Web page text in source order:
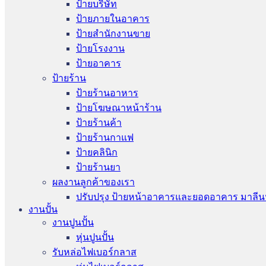
ป้ายบริษัท
ป้ายภายในอาคาร
ป้ายสำนักงานขาย
ป้ายโรงงาน
ป้ายอาคาร
ป้ายร้าน
ป้ายร้านอาหาร
ป้ายโฆษณาหน้าร้าน
ป้ายร้านค้า
ป้ายร้านกาแฟ
ป้ายคลินิก
ป้ายร้านยา
ผลงานลูกค้าของเรา
ปรับปรุง ป้ายหน้าอาคารและยอดอาคาร มาลี
งานปั้น
งานปูนปั้น
หุ่นปูนปั้น
รับหล่อไฟเบอร์กลาส